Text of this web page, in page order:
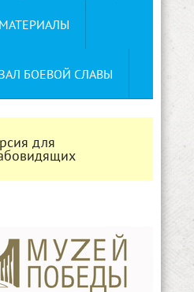
БОЕВОЙ СЛАВЫ
для